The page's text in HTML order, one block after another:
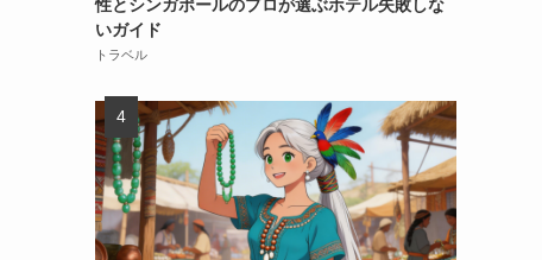
性とシンガポールのプロが選ぶホテル失敗しな
いガイド
トラベル